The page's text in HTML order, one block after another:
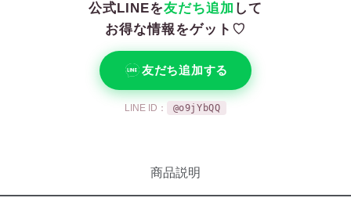
公式LINEを友だち追加 して
お得な情報をゲット♡
友だち追加する
LINE ID： @o9jYbQQ
商品説明